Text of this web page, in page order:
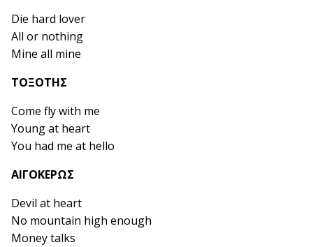
Die hard lover
All or nothing
Mine all mine
ΤΟΞΟΤΗΣ
Come fly with me
Young at heart
You had me at hello
ΑΙΓΟΚΕΡΩΣ
Devil at heart
No mountain high enough
Money talks